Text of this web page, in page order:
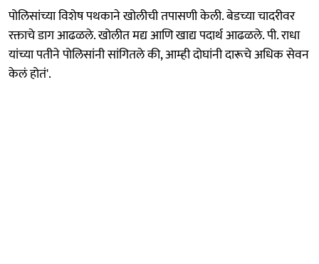
पोलिसांच्या विशेष पथकाने खोलीची तपासणी केली. बेडच्या चादरीवर
रक्ताचे डाग आढळले. खोलीत मद्य आणि खाद्य पदार्थ आढळले. पी. राधा
यांच्या पतीने पोलिसांनी सांगितले की, आम्ही दोघांनी दारूचे अधिक सेवन
केलं होतं'.